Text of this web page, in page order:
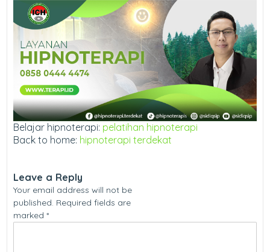
Belajar hipnoterapi: pelatihan hipnoterapi
Back to home: hipnoterapi terdekat
Leave a Reply
Your email address will not be
published. Required fields are
marked*